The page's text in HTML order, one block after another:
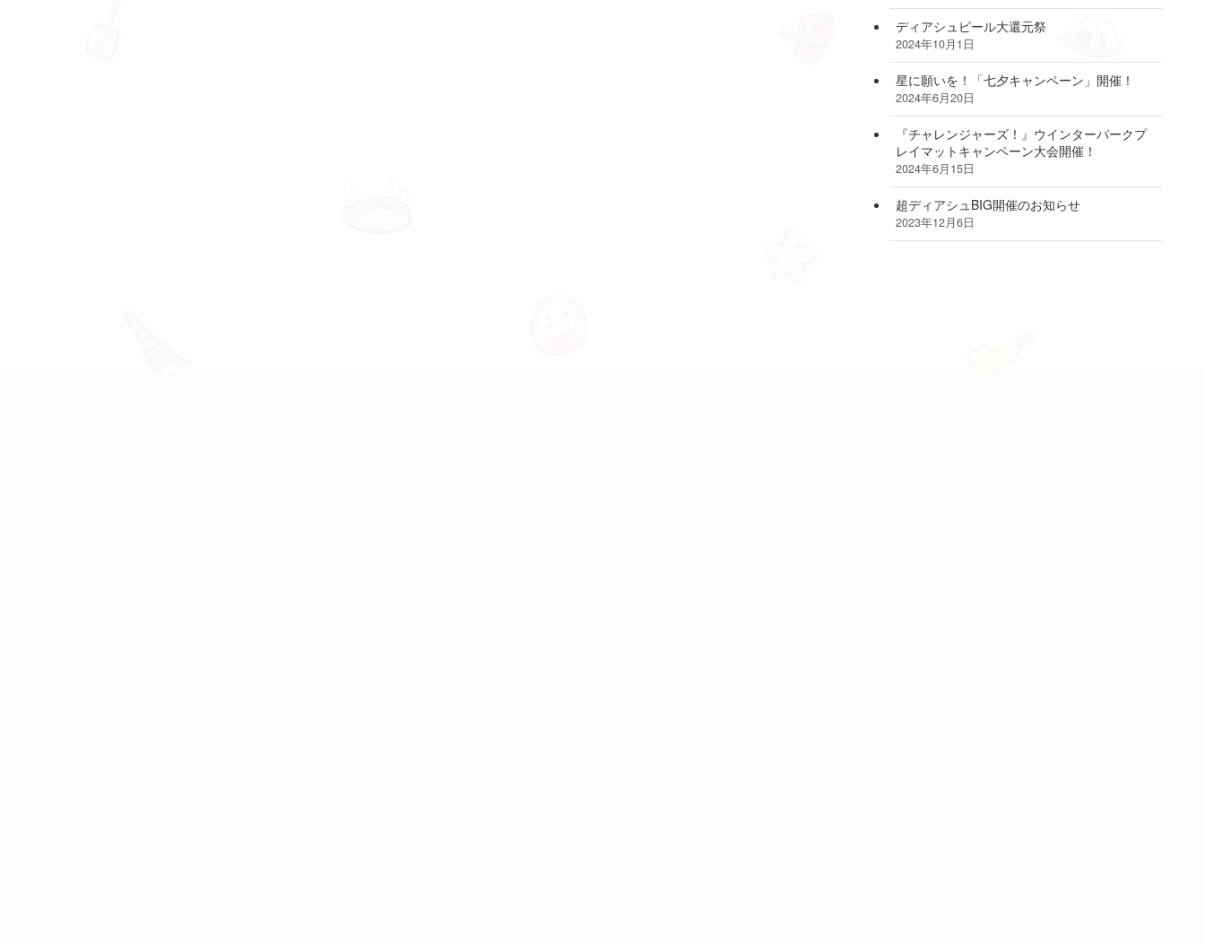
ディアシュピール大還元祭
2024年10月1日
星に願いを！「七夕キャンペーン」開催！
2024年6月20日
『チャレンジャーズ！』ウインターパークプ
レイマットキャンペーン大会開催！
2024年6月15日
超ディアシュBIG開催のお知らせ
2023年12月6日